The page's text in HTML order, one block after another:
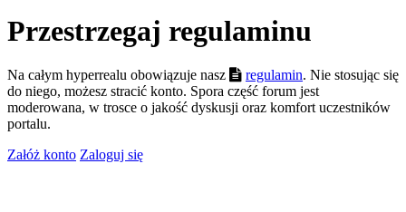
Przestrzegaj regulaminu
Na całym hyperrealu obowiązuje nasz regulamin. Nie stosując się
do niego, możesz stracić konto. Spora część forum jest
moderowana, w trosce o jakość dyskusji oraz komfort uczestników
portalu.
Załóż konto Zaloguj się